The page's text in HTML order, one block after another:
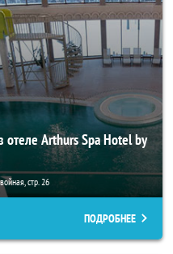
Arthurs Spa Hotel by
стр. 26
ПОДРОБНЕЕ